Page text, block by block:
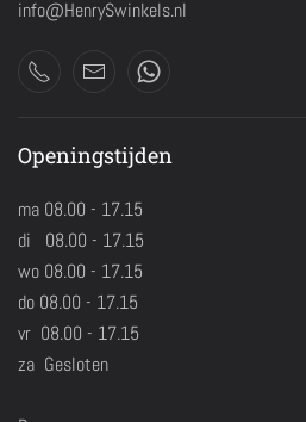
info@HenrySwinkels.nl
Openingstijden
ma 08.00 - 17.15
di 08.00 - 17.15
wo 08.00 - 17.15
do 08.00 - 17.15
vr 08.00 - 17.15
za Gesloten